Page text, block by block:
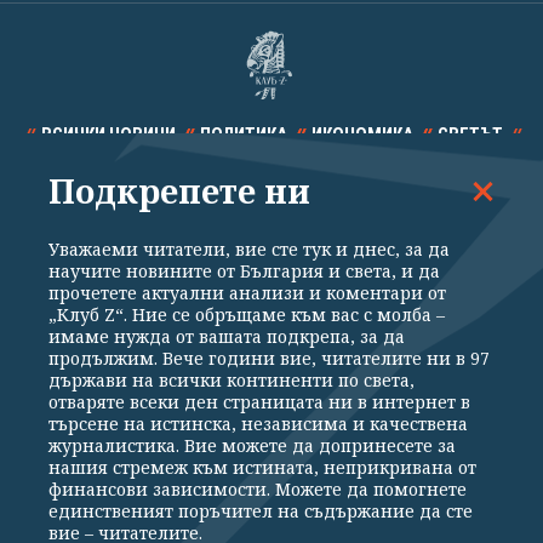
ВСИЧКИ НОВИНИ ПОЛИТИКА ИКОНОМИКА СВЕТЪТ
СПОРТ КУЛТУРА ТЕХНОЛОГИИ КАЛЕЙДОСКОП
Общи условия
Политика за поверителност
Реклама
Партньори Контакти
За Клуб Z
Екип
Подкрепете ни
Издател на www.clubz.bg е „Клуб Зебра Медия“ ЕООД, София, ул. "Алеко
Константинов" 3. Всички права запазени 2026 „Клуб Зебра Медия“
Подкрепете ни
Уважаеми читатели, вие сте тук и днес, за да
научите новините от България и света, и да
прочетете актуални анализи и коментари от
„Клуб Z“. Ние се обръщаме към вас с молба –
имаме нужда от вашата подкрепа, за да
продължим. Вече години вие, читателите ни в 97
държави на всички континенти по света,
отваряте всеки ден страницата ни в интернет в
търсене на истинска, независима и качествена
журналистика. Вие можете да допринесете за
нашия стремеж към истината, неприкривана от
финансови зависимости. Можете да помогнете
единственият поръчител на съдържание да сте
вие – читателите.